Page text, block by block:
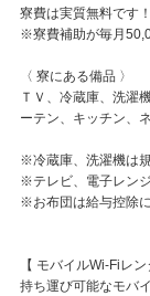
寮費は実質無料です！
※寮費補助が毎月
〈 寮にある備品 〉
ＴＶ、冷蔵庫、洗濯
ーテン、キッチン、
※冷蔵庫、洗濯機は規
※テレビ、電子レン
※お布団は給与控除
【 モバイルWi-Fiレン
持ち運び可能なモバ